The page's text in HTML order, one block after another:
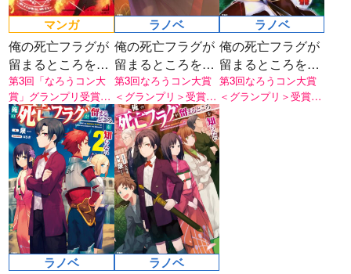
マンガ
俺の死亡フラグが
留まるところを知
らない
第3回「なろうコン大
賞」グランプリ受賞作
が待望のコミカライズ!
! !
ラノベ
俺の死亡フラグが
留まるところを知
らない 4
第3回なろうコン大賞
＜グランプリ＞受賞
作、第4弾！
ラノベ
俺の死亡フラグが
留まるところを知
らない 3
第3回なろうコン大賞
＜グランプリ＞受賞
ラノベ ラノベ